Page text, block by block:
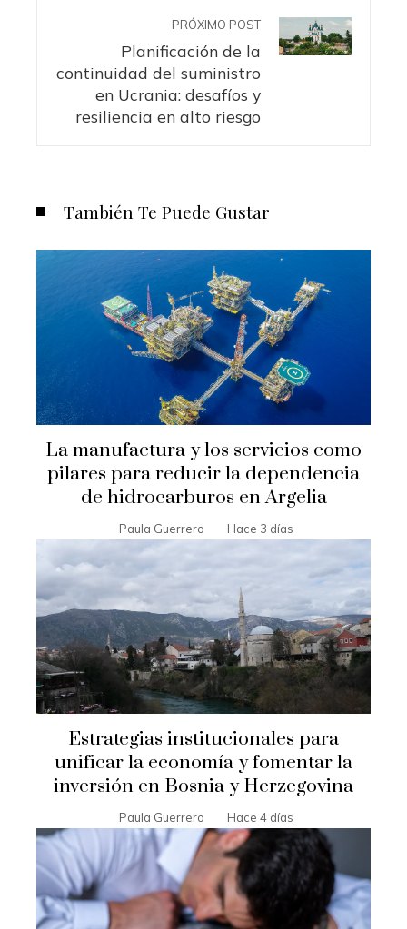
PRÓXIMO POST
Planificación de la
continuidad del suministro
en Ucrania: desafíos y
resiliencia en alto riesgo
También Te Puede Gustar
La manufactura y los servicios como
pilares para reducir la dependencia
de hidrocarburos en Argelia
Paula Guerrero Hace 3 días
Estrategias institucionales para
unificar la economía y fomentar la
inversión en Bosnia y Herzegovina
Paula Guerrero Hace 4 días